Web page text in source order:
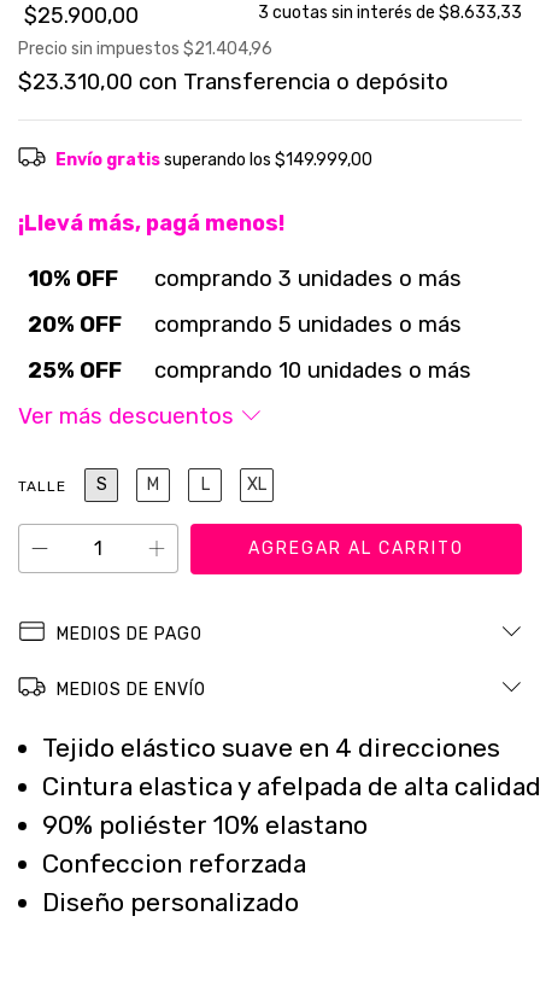
$25.900,00 3 cuotas sin interés de $8.633,33
Precio sin impuestos $21.404,96
$23.310,00 con Transferencia o depósito
Envío gratissuperando los $149.999,00
¡Llevá más, pagá menos!
10% OFF
comprando 3 unidades o más
20% OFF
comprando 5 unidades o más
25% OFF
comprando 10 unidades o más
Ver más descuentos
TALLE S M L XL
MEDIOS DE PAGO
MEDIOS DE ENVÍO
Tejido elástico suave en 4 direcciones
Cintura elastica y afelpada de alta calidad
90% poliéster 10% elastano
Confeccion reforzada
Diseño personalizado